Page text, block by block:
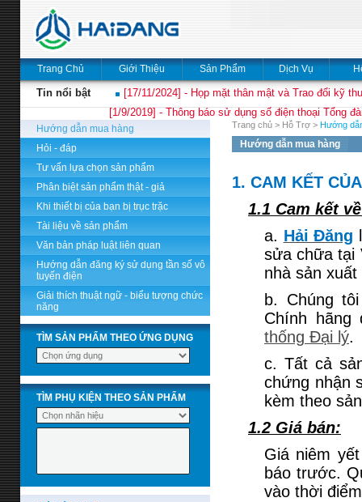
Trang Chủ Giới Thiệu Sản Phẩm Dịch Vụ
Tin nổi bật
[17/11/2024] - Họp mặt thân mật và Trao đổi kỹ
[1/9/2019] - Thông báo sử dụng số điện thoại Tổng
Hướng dẫn mua hàng
Hỏi - đáp
Tư vấn lựa chọn sản phẩm
Phân biệt sản phẩm thật - giả
Khi thiết bị của bạn bị trục trặc
Tài liệu về sản phẩm
Văn bản pháp luật liên quan
Hướng dẫn đăng ký sử dụng tần số vô
tuyến điện
Giải thích thuật ngữ - biểu tượng chức
năng
TÌM SẢN PHẨM THEO ỨNG DỤNG
TÌM PHỤ KIỆN THEO SẢN PHẨM
Trang chủ > Hỗ Trợ > Hướng
Hướng dẫn mua hàng
1. CAM KẾT
1.1 Cam kết
a. Hải Đăng
sửa chữa tại
nhà sản
b. Chúng
Chính
thống Đại lý.
c. Tất cả
chứng nhận
kèm theo
1.2 Giá bán:
Giá niêm
báo trước.
vào thời